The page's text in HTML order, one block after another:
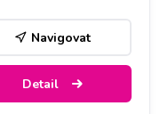
Navigovat
Detail